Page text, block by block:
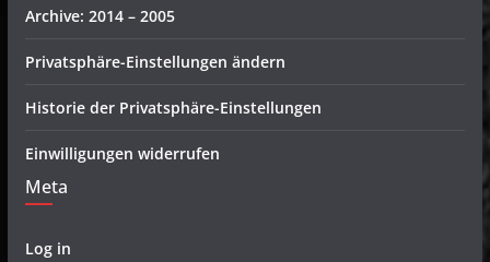
Archive: 2014 – 2005
Privatsphäre-Einstellungen ändern
Historie der Privatsphäre-Einstellungen
Einwilligungen widerrufen
Meta
Log in